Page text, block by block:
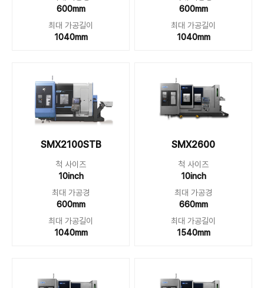
600mm
최대 가공길이
1040mm
600mm
최대 가공길이
1040mm
SMX2100STB
척 사이즈
10inch
최대 가공경
600mm
최대 가공길이
1040mm
SMX2600
척 사이즈
10inch
최대 가공경
660mm
최대 가공길이
1540mm